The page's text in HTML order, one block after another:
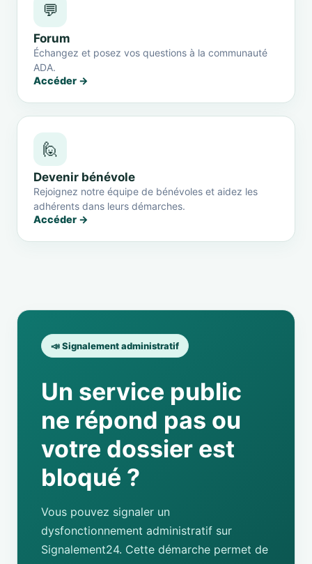
💬
Forum
Échangez et posez vos questions à la communauté
ADA.
Accéder →
🙋
Devenir bénévole
Rejoignez notre équipe de bénévoles et aidez les
adhérents dans leurs démarches.
Accéder →
📣 Signalement administratif
Un service public
ne répond pas ou
votre dossier est
bloqué ?
Vous pouvez signaler un
dysfonctionnement administratif sur
Signalement24. Cette démarche permet de